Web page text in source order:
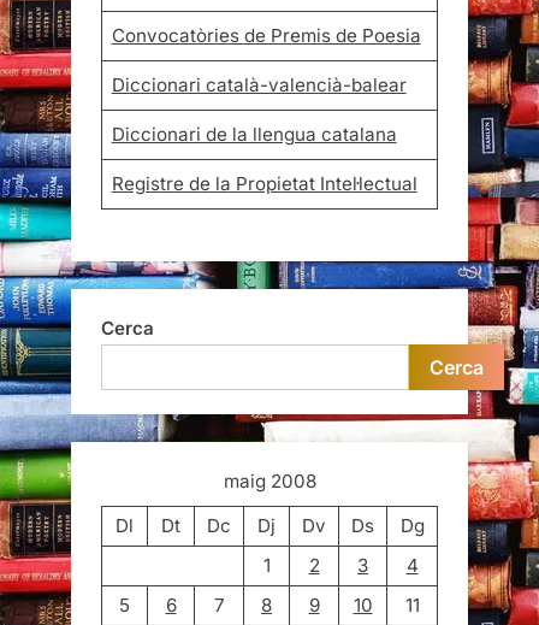
Convocatòries de Premis de Poesia
Diccionari català-valencià-balear
Diccionari de la llengua catalana
Registre de la Propietat Intel·lectual
Cerca
Cerca
maig 2008
Dl
Dt Dc Dj Dv Ds
Dg
1
2 3
4
5
6 7 8 9 10
11